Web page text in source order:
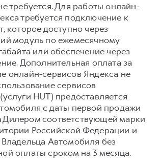
требуется. Для работы онлайн-
требуется подключение к
которое доступно через
модуль по ежемесячному
или обеспечение через
Дополнительная оплата за
онлайн-сервисов Яндекса не
сервисов
HUT) предоставляется
с даты первой продажи
соответствующей марки
Российской Федерации и
Автомобиля без
оплаты сроком на 3 месяца.